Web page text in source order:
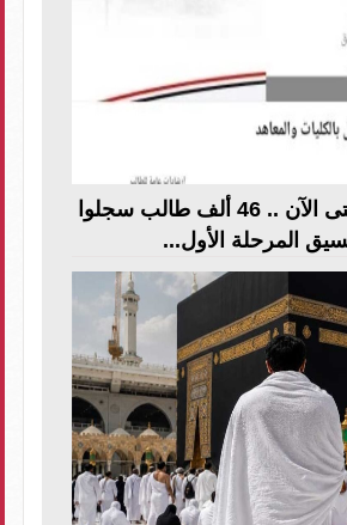
صوت الأمة حتى الآن .. 46 ألف طالب سجلوا
المرحلة الأول...